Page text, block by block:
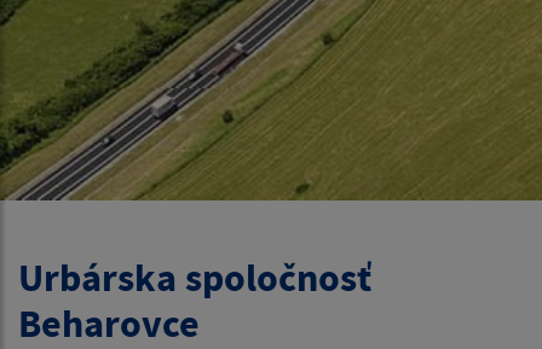
Urbárska spoločnosť
Beharovce